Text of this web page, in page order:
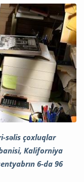
səlis çoxluqlar
Kaliforniya
6-da 96